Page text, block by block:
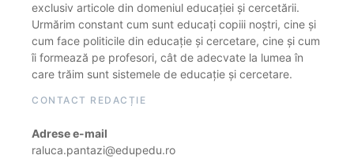
exclusiv articole din domeniul educației și cercetării.
Urmărim constant cum sunt educați copiii noștri, cine și
cum face politicile din educație și cercetare, cine și cum
îi formează pe profesori, cât de adecvate la lumea în
care trăim sunt sistemele de educație și cercetare.
CONTACT REDACȚIE
Adrese e-mail
raluca.pantazi@edupedu.ro